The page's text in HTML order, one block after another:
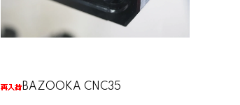
BAZOOKA CNC35